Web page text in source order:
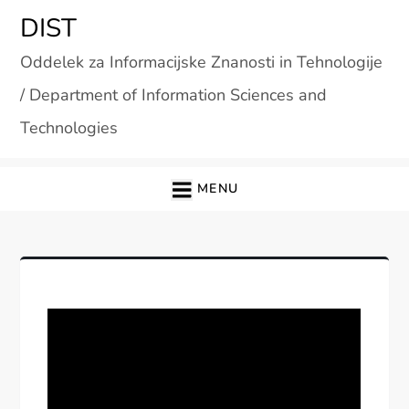
content
DIST
Oddelek za Informacijske Znanosti in Tehnologije
/ Department of Information Sciences and
Technologies
MENU